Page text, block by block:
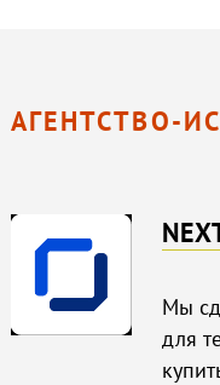
АГЕНТСТВО-
Мы
для